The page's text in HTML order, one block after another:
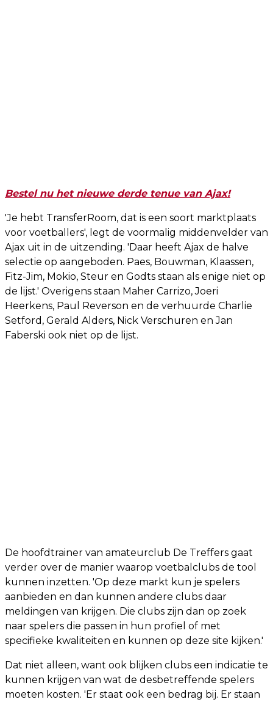
Bestel nu het nieuwe derde tenue van Ajax!
'Je hebt TransferRoom, dat is een soort marktplaats
voor voetballers', legt de voormalig middenvelder van
Ajax uit in de uitzending. 'Daar heeft Ajax de halve
selectie op aangeboden. Paes, Bouwman, Klaassen,
Fitz-Jim, Mokio, Steur en Godts staan als enige niet op
de lijst.' Overigens staan Maher Carrizo, Joeri
Heerkens, Paul Reverson en de verhuurde Charlie
Setford, Gerald Alders, Nick Verschuren en Jan
Faberski ook niet op de lijst.
De hoofdtrainer van amateurclub De Treffers gaat
verder over de manier waarop voetbalclubs de tool
kunnen inzetten. 'Op deze markt kun je spelers
aanbieden en dan kunnen andere clubs daar
meldingen van krijgen. Die clubs zijn dan op zoek
naar spelers die passen in hun profiel of met
specifieke kwaliteiten en kunnen op deze site kijken.'
Dat niet alleen, want ook blijken clubs een indicatie te
kunnen krijgen van wat de desbetreffende spelers
moeten kosten. 'Er staat ook een bedrag bij. Er staan